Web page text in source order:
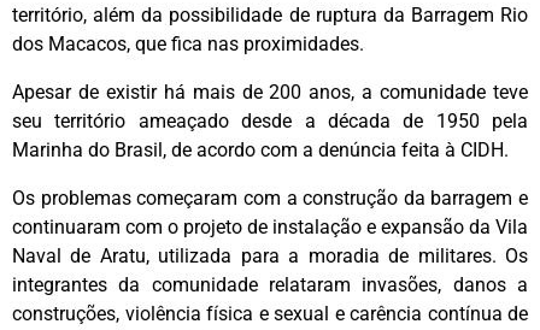
território, além da possibilidade de ruptura da Barragem Rio
dos Macacos, que fica nas proximidades.
Apesar de existir há mais de 200 anos, a comunidade teve
seu território ameaçado desde a década de 1950 pela
Marinha do Brasil, de acordo com a denúncia feita à CIDH.
Os problemas começaram com a construção da barragem e
continuaram com o projeto de instalação e expansão da Vila
Naval de Aratu, utilizada para a moradia de militares. Os
integrantes da comunidade relataram invasões, danos a
construções, violência física e sexual e carência contínua de